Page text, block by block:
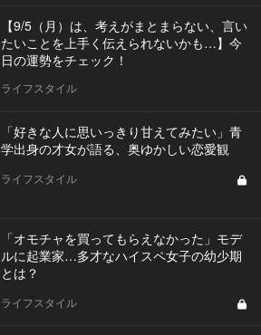
【9/5（月）は、考えがまとまらない、言い
たいことを上手く伝えられないかも…】今
日の運勢をチェック！
ライフスタイル
「好きな人に思いっきり甘えてみたい」青
学出身の才女が語る、奥ゆかしい恋愛観
ライフスタイル
「オモチャを買ってもらえなかった」モデ
ルに起業家…多才なハイスペ女子の幼少期
とは？
ライフスタイル